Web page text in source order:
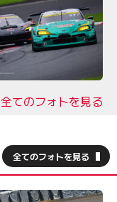
全てのフォトを見る
全てのフォトを見る